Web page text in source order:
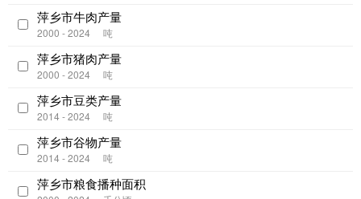
萍乡市牛肉产量
2000 - 2024 吨
萍乡市猪肉产量
2000 - 2024 吨
萍乡市豆类产量
2014 - 2024 吨
萍乡市谷物产量
2014 - 2024 吨
萍乡市粮食播种面积